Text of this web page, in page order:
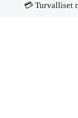
💳 Turvalliset